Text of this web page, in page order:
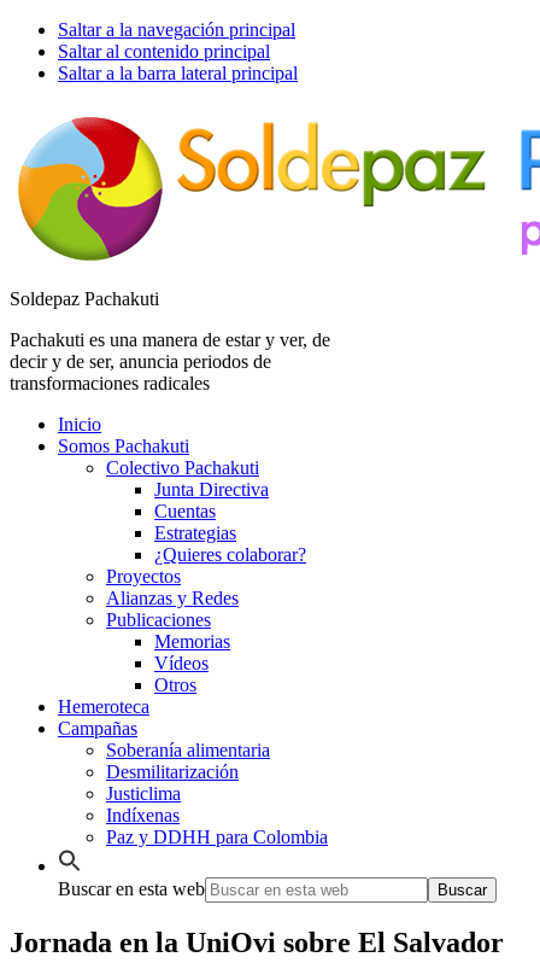
Saltar a la navegación principal
Saltar al contenido principal
Saltar a la barra lateral principal
Soldepaz Pachakuti
Pachakuti es una manera de estar y ver, de
decir y de ser, anuncia periodos de
transformaciones radicales
Inicio
Somos Pachakuti
Colectivo Pachakuti
Junta Directiva
Cuentas
Estrategias
¿Quieres colaborar?
Proyectos
Alianzas y Redes
Publicaciones
Memorias
Vídeos
Otros
Hemeroteca
Campañas
Soberanía alimentaria
Desmilitarización
Justiclima
Indíxenas
Paz y DDHH para Colombia
Buscar en esta web
Jornada en la UniOvi sobre El Salvador